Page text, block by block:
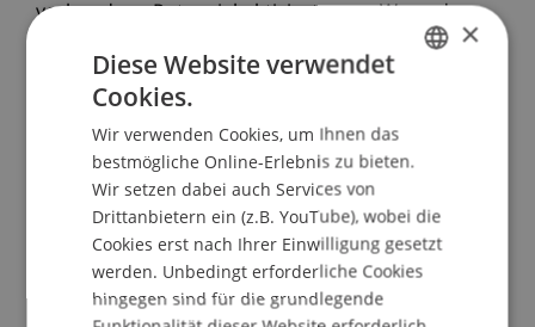
vorhandene Potenzial aktiviert, neue Wege der
Bevölkerung aktiv in die Gestaltung einbezogen
werden.
Die Konzepte werden im Rahmen eines
innovativen Dialogverfahrens weiterentwickelt –
in engem Austausch mit Bewohnerinnen, lokalen
Behörden und Expert:innen. Ab Mai 2025
begannen dazu in allen zehn Quartieren
sogenannte „Manufakturen“ als offene
×
Diese Website verwendet
Cookies.
Wir verwenden Cookies, um Ihnen das
bestmögliche Online-Erlebnis zu bieten.
Wir setzen dabei auch Services von
Drittanbietern ein (z.B. YouTube), wobei die
Cookies erst nach Ihrer Einwilligung gesetzt
werden. Unbedingt erforderliche Cookies
hingegen sind für die grundlegende